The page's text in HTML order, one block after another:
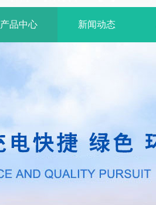
产品中心 新闻动态